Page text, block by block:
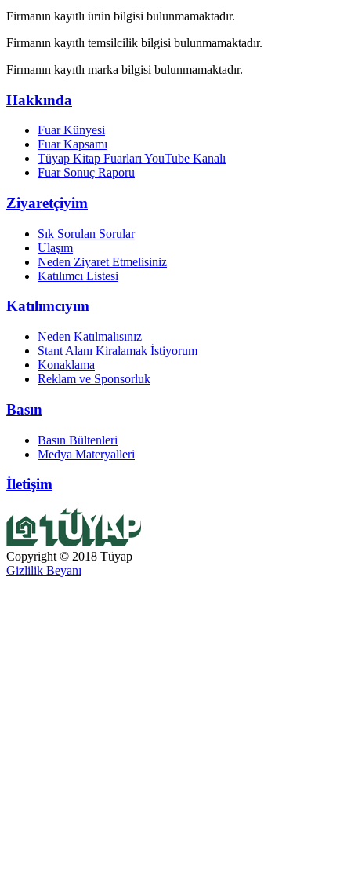
Firmanın kayıtlı ürün bilgisi bulunmamaktadır.
Firmanın kayıtlı temsilcilik bilgisi bulunmamaktadır.
Firmanın kayıtlı marka bilgisi bulunmamaktadır.
Hakkında
Fuar Künyesi
Fuar Kapsamı
Tüyap Kitap Fuarları YouTube Kanalı
Fuar Sonuç Raporu
Ziyaretçiyim
Sık Sorulan Sorular
Ulaşım
Neden Ziyaret Etmelisiniz
Katılımcı Listesi
Katılımcıyım
Neden Katılmalısınız
Stant Alanı Kiralamak İstiyorum
Konaklama
Reklam ve Sponsorluk
Basın
Basın Bültenleri
Medya Materyalleri
İletişim
Copyright © 2018 Tüyap
Gizlilik Beyanı